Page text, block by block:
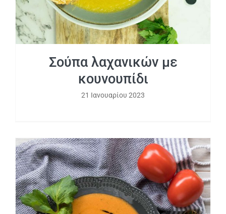
Σούπα λαχανικών με
κουνουπίδι
21 Ιανουαρίου 2023